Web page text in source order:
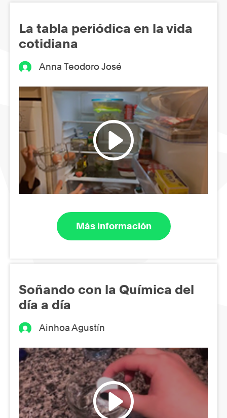
La tabla periódica en la vida
cotidiana
Anna Teodoro José
Más información
Soñando con la Química del
día a día
Ainhoa Agustín